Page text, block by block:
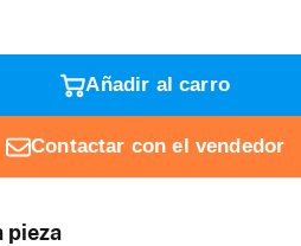
Añadir al carro
Contactar con el vendedor
pieza